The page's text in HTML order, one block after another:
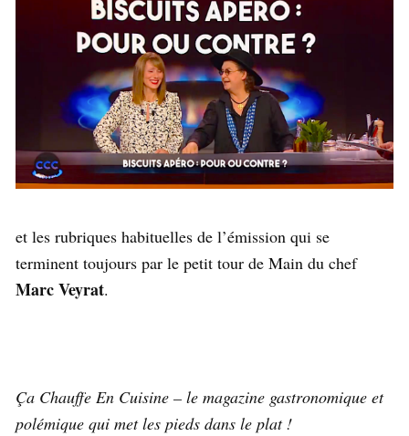
et les rubriques habituelles de l’émission qui se
terminent toujours par le petit tour de Main du chef
Marc Veyrat.
Ça Chauffe En Cuisine – le magazine gastronomique et
polémique qui met les pieds dans le plat !